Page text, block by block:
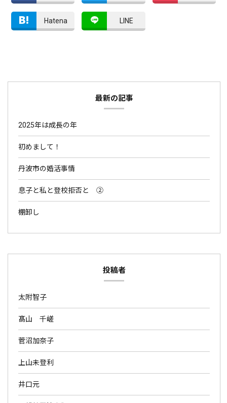
Hatena LINE
最新の記事
2025年は成長の年
初めまして！
丹波市の婚活事情
息子と私と登校拒否と ②
棚卸し
投稿者
太附智子
髙山 千嵯
菅沼加奈子
上山未登利
井口元